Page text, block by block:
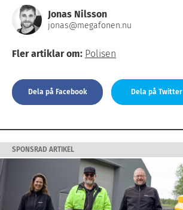
Jonas Nilsson
jonas@megafonen.nu
Fler artiklar om: Polisen
Dela på Facebook Dela på Twitter
SPONSRAD ARTIKEL